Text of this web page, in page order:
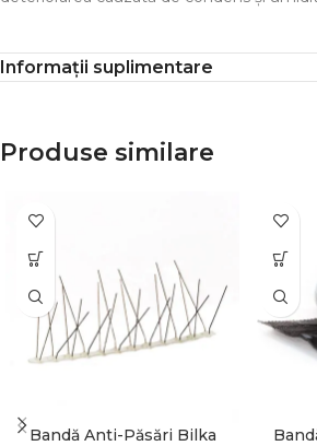
Informații suplimentare
Produse similare
Bandă Anti-Păsări Bilka